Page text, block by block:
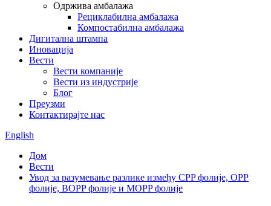
Одржива амбалажа
Рециклабилна амбалажа
Компостабилна амбалажа
Дигитална штампа
Иновација
Вести
Вести компаније
Вести из индустрије
Блог
Преузми
Контактирајте нас
English
Дом
Вести
Увод за разумевање разлике између CPP фолије, OPP
фолије, BOPP фолије и MOPP фолије